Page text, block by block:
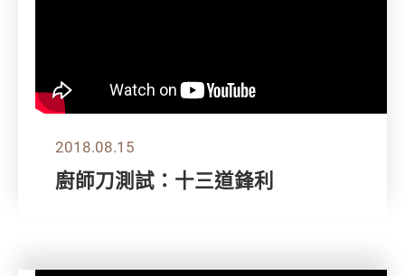
2018.08.15
廚師刀測試：十三道鋒利